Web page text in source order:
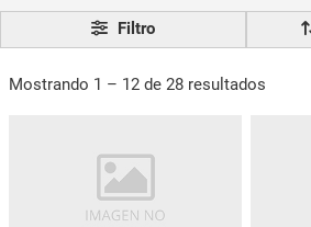
Filtro
Mostrando 1 – 12 de 28 resultados